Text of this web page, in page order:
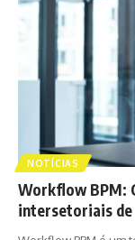
NOTÍCIAS
Workflow BPM:
intersetoriais de